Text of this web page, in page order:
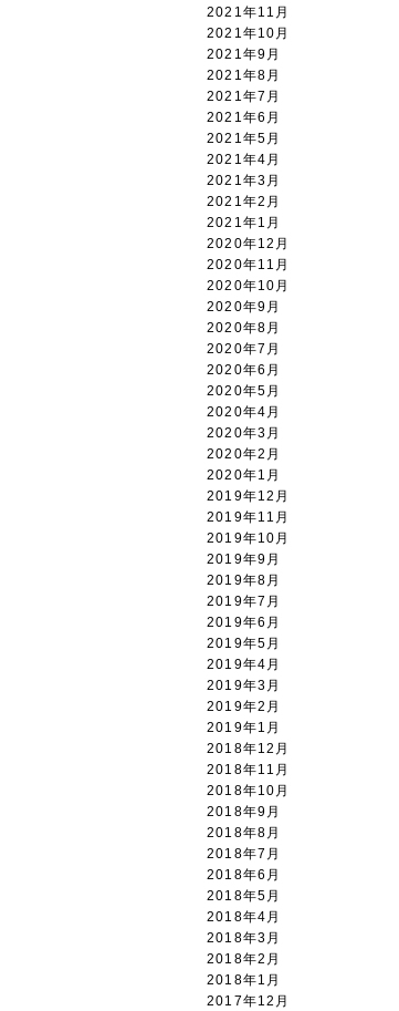
2021年11月
2021年10月
2021年9月
2021年8月
2021年7月
2021年6月
2021年5月
2021年4月
2021年3月
2021年2月
2021年1月
2020年12月
2020年11月
2020年10月
2020年9月
2020年8月
2020年7月
2020年6月
2020年5月
2020年4月
2020年3月
2020年2月
2020年1月
2019年12月
2019年11月
2019年10月
2019年9月
2019年8月
2019年7月
2019年6月
2019年5月
2019年4月
2019年3月
2019年2月
2019年1月
2018年12月
2018年11月
2018年10月
2018年9月
2018年8月
2018年7月
2018年6月
2018年5月
2018年4月
2018年3月
2018年2月
2018年1月
2017年12月